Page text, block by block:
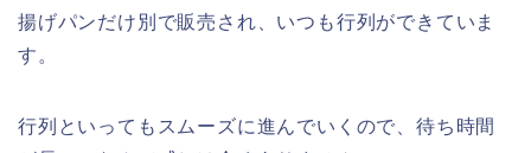
揚げパンだけ別で販売され、いつも行列ができていま
す。
行列といってもスムーズに進んでいくので、待ち時間